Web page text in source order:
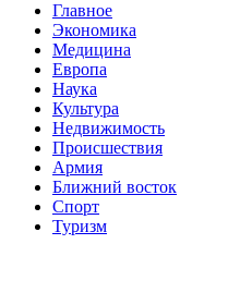
Главное
Экономика
Медицина
Европа
Наука
Культура
Недвижимость
Происшествия
Армия
Ближний восток
Спорт
Туризм